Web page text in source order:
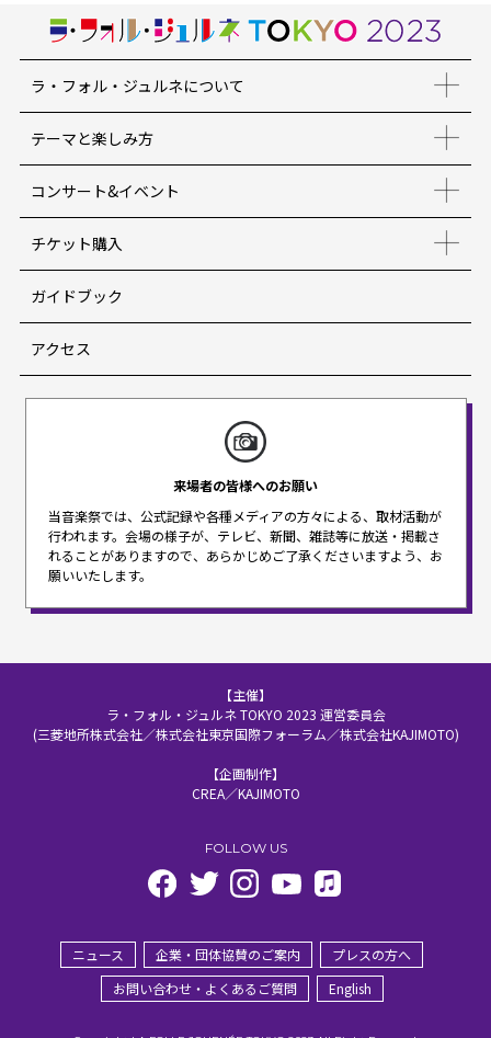
ラ・フォル・ジュルネについて
テーマと楽しみ方
コンサート&イベント
チケット購入
ガイドブック
アクセス
来場者の皆様へのお願い
当音楽祭では、公式記録や各種メディアの方々による、取材活動が
行われます。 会場の様子が、テレビ、新聞、雑誌等に放送・掲載さ
れることがありますので、 あらかじめご了承くださいますよう、お
願いいたします。
【主催】
ラ・フォル・ジュルネ TOKYO 2023 運営委員会
(三菱地所株式会社／株式会社東京国際フォーラム／株式会社KAJIMOTO)
【企画制作】
CREA／KAJIMOTO
FOLLOW US
ニュース 企業・団体協賛のご案内
プレスの方へ
お問い合わせ・よくあるご質問
English